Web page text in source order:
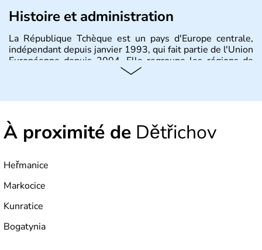
Histoire et administration
La République Tchèque est un pays d'Europe centrale,
indépendant depuis janvier 1993, qui fait partie de l'Union
Européenne depuis 2004. Elle regroupe les régions de
Bohème, Moravie et Silésie. Sa capitale est Prague.
À proximité de Dětřichov
Heřmanice
Markocice
Kunratice
Bogatynia